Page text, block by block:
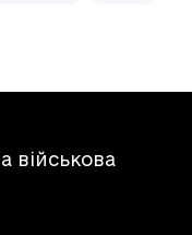
військова